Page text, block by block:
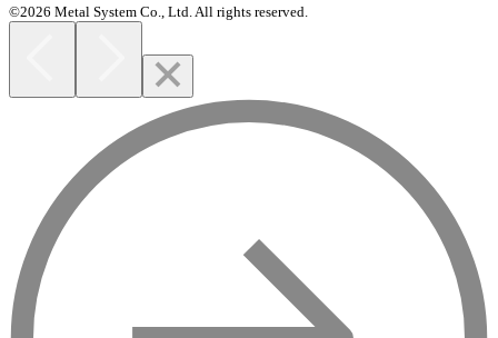
©2026 Metal System Co., Ltd. All rights reserved.